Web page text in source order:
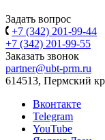
Задать вопрос
+7 (342) 201-99-44
+7 (342) 201-99-55
Заказать звонок
partner@ubt-prm.ru
614513, Пермский
Вконтакте
Telegram
YouTube